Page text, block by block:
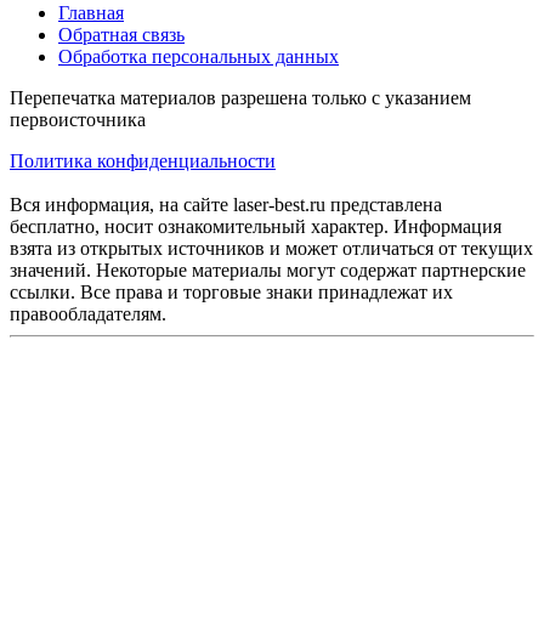
Главная
Обратная связь
Обработка персональных данных
Перепечатка материалов разрешена только с указанием
первоисточника
Политика конфиденциальности
Вся информация, на сайте laser-best.ru представлена
бесплатно, носит ознакомительный характер. Информация
взята из открытых источников и может отличаться от текущих
значений. Некоторые материалы могут содержат партнерские
ссылки. Все права и торговые знаки принадлежат их
правообладателям.